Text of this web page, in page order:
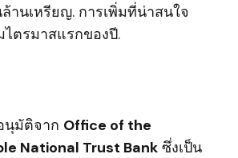
นเหรียญ. การเพิ่มที่น่าสนใจ
ตรมาสแรกของปี.
นุมัติจาก Office of the
National Trust Bankซึ่งเป็น